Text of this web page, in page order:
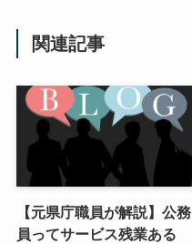
関連記事
【元県庁職員が解説】公務
員ってサービス残業ある